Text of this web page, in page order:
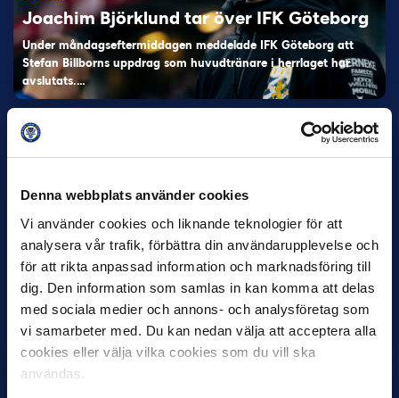
Denna webbplats använder cookies
Vi använder cookies och liknande teknologier för att
analysera vår trafik, förbättra din användarupplevelse och
för att rikta anpassad information och marknadsföring till
dig. Den information som samlas in kan komma att delas
med sociala medier och annons- och analysföretag som
vi samarbeter med. Du kan nedan välja att acceptera alla
cookies eller välja vilka cookies som du vill ska
användas.
Joachim Björklund tar över IFK Göteborg
Under måndagseftermiddagen meddelade IFK Göteborg att
Stefan Billborns uppdrag som huvudtränare i herrlaget har
avslutats.…
Helstrup ny tränare i Malmö FF
Inleder mot…